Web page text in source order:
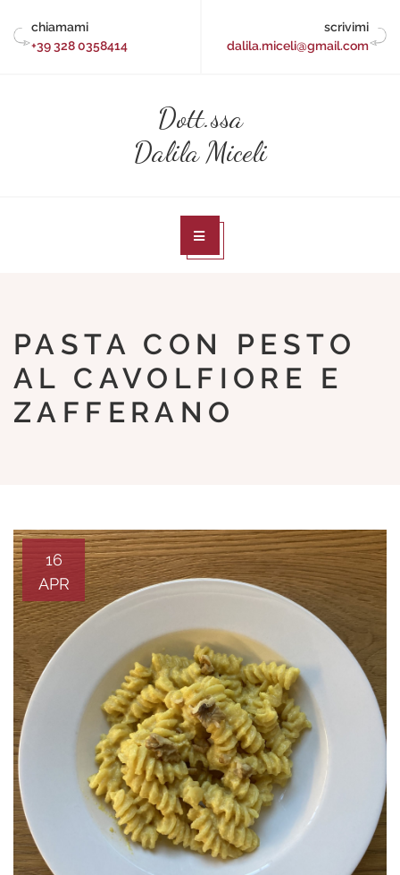
content
chiamami
+39 328 0358414
scrivimi
dalila.miceli@gmail.com
Dott.ssa
Dalila Miceli
PASTA CON PESTO
AL CAVOLFIORE E
ZAFFERANO
16
APR